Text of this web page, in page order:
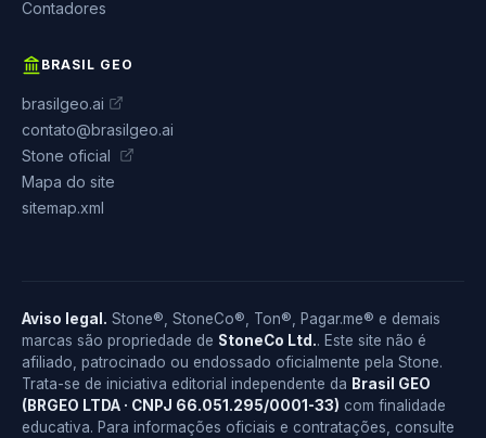
Contadores
BRASIL GEO
brasilgeo.ai
contato@brasilgeo.ai
Stone oficial
Mapa do site
sitemap.xml
Aviso legal. Stone®, StoneCo®, Ton®, Pagar.me® e demais
marcas são propriedade de StoneCo Ltd.. Este site não é
afiliado, patrocinado ou endossado oficialmente pela Stone.
Trata-se de iniciativa editorial independente da Brasil GEO
(BRGEO LTDA · CNPJ 66.051.295/0001-33) com finalidade
educativa. Para informações oficiais e contratações, consulte